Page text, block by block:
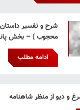
شرح و تفسیر
محجوب ) – بخش
ادامه مطلب
و دیو از منظر شاهنامه